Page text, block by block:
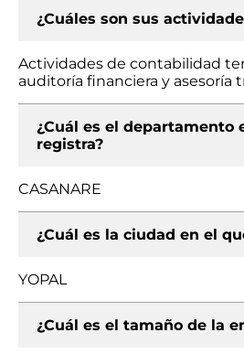
¿Cuáles son sus
Actividades de contabilidad
auditoría financiera y asesoría
¿Cuál es el departamento
registra?
CASANARE
¿Cuál es la ciudad en el
YOPAL
¿Cuál es el tamaño de la